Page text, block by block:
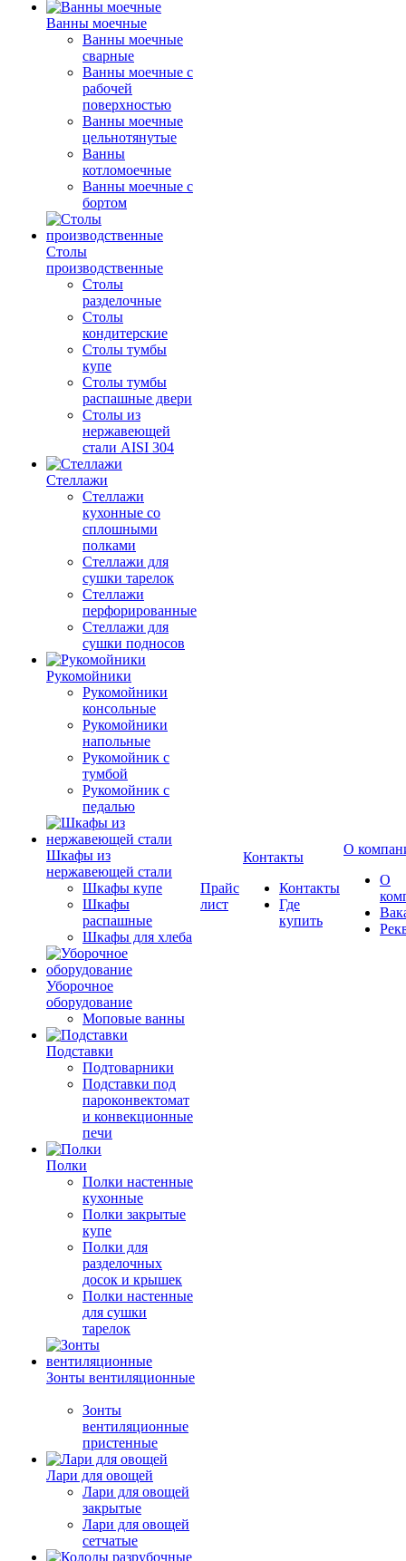
Ванны моечные
Ванны моечные
сварные
Ванны моечные с
рабочей
поверхностью
Ванны моечные
цельнотянутые
Ванны
котломоечные
Ванны моечные с
бортом
Столы
производственные
Столы
разделочные
Столы
кондитерские
Столы тумбы
купе
Столы тумбы
распашные двери
Столы из
нержавеющей
стали AISI 304
Стеллажи
Стеллажи
кухонные со
сплошными
полками
Стеллажи для
сушки тарелок
Стеллажи
перфорированные
Стеллажи для
сушки подносов
Рукомойники
Рукомойники
консольные
Рукомойники
напольные
Рукомойник с
тумбой
Рукомойник с
педалью
Шкафы из
нержавеющей стали
Шкафы купе
Шкафы
распашные
Шкафы для хлеба
Уборочное
оборудование
Моповые ванны
Подставки
Подтоварники
Подставки под
пароконвектомат
и конвекционные
печи
Полки
Полки настенные
кухонные
Полки закрытые
купе
Полки для
разделочных
досок и крышек
Полки настенные
для сушки
тарелок
Зонты вентиляционные
Зонты
вентиляционные
пристенные
Лари для овощей
Лари для овощей
закрытые
Лари для овощей
сетчатые
Прайс
лист
Контакты
Контакты
Где
купить
О
О